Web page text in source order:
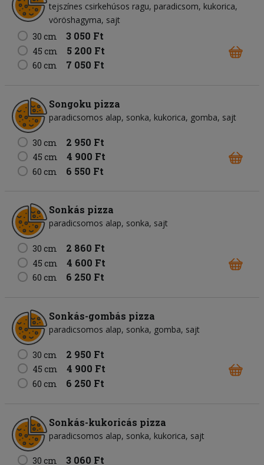
tejszínes csirkehúsos ragu paradicsom kukorica
vöröshagyma sajt
30 cm
3 050 Ft
45 cm 5 200 Ft
60 cm 7 050 Ft
Songoku pizza
paradicsomos alap sonka kukorica gomba sajt
30 cm 2 950 Ft
45 cm 4 900 Ft
60 cm 6 550 Ft
Sonkás pizza
paradicsomos alap sonka sajt
30 cm 2 860 Ft
45 cm 4 600 Ft
60 cm 6 250 Ft
Sonkás-gombás pizza
paradicsomos alap sonka gomba sajt
30 cm 2 950 Ft
45 cm 4 900 Ft
60 cm 6 250 Ft
Sonkás-kukoricás pizza
paradicsomos alap sonka kukorica sajt
30 cm 3 060 Ft